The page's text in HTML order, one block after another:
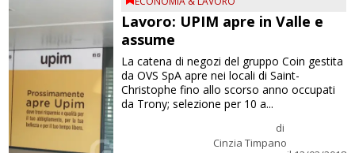
Lavoro: UPIM apre in Valle e
assume
di
Cinzia Timpano
La catena di negozi del gruppo Coin gestita
da OVS SpA apre nei locali di Saint-
Christophe fino allo scorso anno occupati
da Trony; selezione per 10 a...